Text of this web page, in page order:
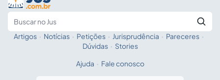
Fale com a IA
Artigos · Notícias · Petições · Jurisprudência · Pareceres ·
Dúvidas · Stories
Ajuda · Fale conosco